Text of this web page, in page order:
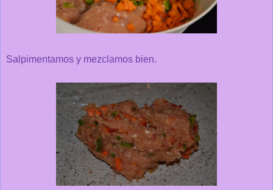
Salpimentamos y mezclamos bien.